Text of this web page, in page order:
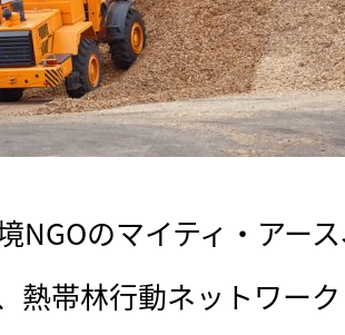
NGOのマイティ・アー
熱帯林行動ネットワー